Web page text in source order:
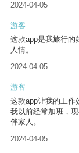
2024-04-05
游客
这款app是我旅行的
人情。
2024-04-05
游客
这款app让我的工作
我以前经常加班，
伴家人。
2024-04-05